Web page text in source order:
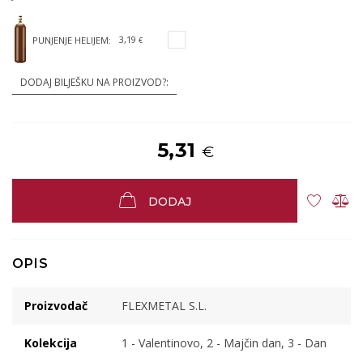
PUNJENJE HELIJEM: 3,19 €
DODAJ BILJEŠKU NA PROIZVOD?:
5,31 €
DODAJ
OPIS
Proizvodač FLEXMETAL S.L.
Kolekcija
1 - Valentinovo, 2 - Majčin dan, 3 - Dan